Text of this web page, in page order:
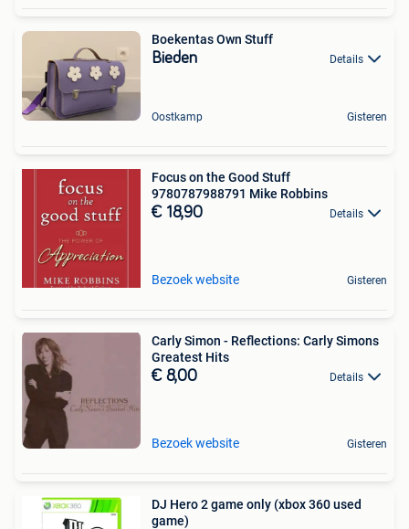
Boekentas Own Stuff
Bieden Details
Oostkamp Gisteren
Focus on the Good Stuff
9780787988791 Mike Robbins
€ 18,90 Details
Bezoek website Gisteren
Carly Simon - Reflections: Carly Simons
Greatest Hits
€ 8,00 Details
Bezoek website Gisteren
DJ Hero 2 game only (xbox 360 used
game)